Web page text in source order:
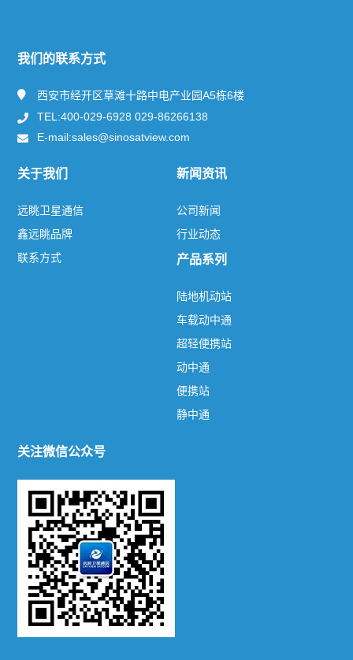
产品及服务
产品系列
陆地机动站 车载动中通 超轻便携站
我们的联系方式
西安市经开区草滩十路中电产业园A5栋6楼
TEL:400-029-6928 029-86266138
E-mail:sales@sinosatview.com
关于我们
远眺卫星通信
鑫远眺品牌
联系方式
新闻资讯
公司新闻
行业动态
产品系列
陆地机动站
车载动中通
超轻便携站
动中通
便携站
静中通
关注微信公众号